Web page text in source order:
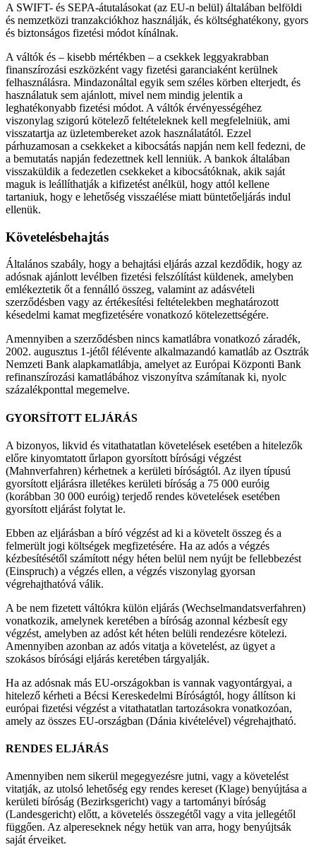
A SWIFT- és SEPA-átutalásokat (az EU-n belül) általában belföldi
és nemzetközi tranzakciókhoz használják, és költséghatékony, gyors
és biztonságos fizetési módot kínálnak.
A váltók és – kisebb mértékben – a csekkek leggyakrabban
finanszírozási eszközként vagy fizetési garanciaként kerülnek
felhasználásra. Mindazonáltal egyik sem széles körben elterjedt, és
használatuk sem ajánlott, mivel nem mindig jelentik a
leghatékonyabb fizetési módot. A váltók érvényességéhez
viszonylag szigorú kötelező feltételeknek kell megfelelniük, ami
visszatartja az üzletembereket azok használatától. Ezzel
párhuzamosan a csekkeket a kibocsátás napján nem kell fedezni, de
a bemutatás napján fedezettnek kell lenniük. A bankok általában
visszaküldik a fedezetlen csekkeket a kibocsátóknak, akik saját
maguk is leállíthatják a kifizetést anélkül, hogy attól kellene
tartaniuk, hogy e lehetőség visszaélése miatt büntetőeljárás indul
ellenük.
Követelésbehajtás
Általános szabály, hogy a behajtási eljárás azzal kezdődik, hogy az
adósnak ajánlott levélben fizetési felszólítást küldenek, amelyben
emlékeztetik őt a fennálló összeg, valamint az adásvételi
szerződésben vagy az értékesítési feltételekben meghatározott
késedelmi kamat megfizetésére vonatkozó kötelezettségére.
Amennyiben a szerződésben nincs kamatlábra vonatkozó záradék,
2002. augusztus 1-jétől félévente alkalmazandó kamatláb az Osztrák
Nemzeti Bank alapkamatlábja, amelyet az Európai Központi Bank
refinanszírozási kamatlábához viszonyítva számítanak ki, nyolc
százalékponttal megemelve.
GYORSÍTOTT ELJÁRÁS
A bizonyos, likvid és vitathatatlan követelések esetében a hitelezők
előre kinyomtatott űrlapon gyorsított bírósági végzést
(Mahnverfahren) kérhetnek a kerületi bíróságtól. Az ilyen típusú
gyorsított eljárásra illetékes kerületi bíróság a 75 000 euróig
(korábban 30 000 euróig) terjedő rendes követelések esetében
gyorsított eljárást folytat le.
Ebben az eljárásban a bíró végzést ad ki a követelt összeg és a
felmerült jogi költségek megfizetésére. Ha az adós a végzés
kézbesítésétől számított négy héten belül nem nyújt be fellebbezést
(Einspruch) a végzés ellen, a végzés viszonylag gyorsan
végrehajthatóvá válik.
A be nem fizetett váltókra külön eljárás (Wechselmandatsverfahren)
vonatkozik, amelynek keretében a bíróság azonnal kézbesít egy
végzést, amelyben az adóst két héten belüli rendezésre kötelezi.
Amennyiben azonban az adós vitatja a követelést, az ügyet a
szokásos bírósági eljárás keretében tárgyalják.
Ha az adósnak más EU-országokban is vannak vagyontárgyai, a
hitelező kérheti a Bécsi Kereskedelmi Bíróságtól, hogy állítson ki
európai fizetési végzést a vitathatatlan tartozásokra vonatkozóan,
amely az összes EU-országban (Dánia kivételével) végrehajtható.
RENDES ELJÁRÁS
Amennyiben nem sikerül megegyezésre jutni, vagy a követelést
vitatják, az utolsó lehetőség egy rendes kereset (Klage) benyújtása a
kerületi bíróság (Bezirksgericht) vagy a tartományi bíróság
(Landesgericht) előtt, a követelés összegétől vagy a vita jellegétől
függően. Az alpereseknek négy hetük van arra, hogy benyújtsák
saját érveiket.